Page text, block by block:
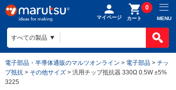
マイページ カート
0
MENU
電子部品・半導体通販のマルツオンライン > 電子部品 > チッ
プ抵抗 > その他サイズ > 汎用チップ抵抗器 330Ω 0.5W ±5%
3225